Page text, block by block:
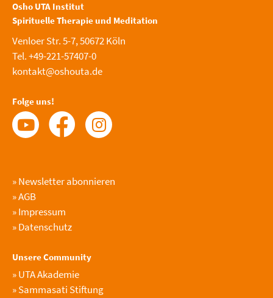
Osho UTA Institut
Spirituelle Therapie und Meditation
Venloer Str. 5-7, 50672 Köln
Tel. +49-221-57407-0
kontakt@oshouta.de
Folge uns!
»Newsletter abonnieren
»AGB
»Impressum
»Datenschutz
Unsere Community
»UTA Akademie
»Sammasati Stiftung